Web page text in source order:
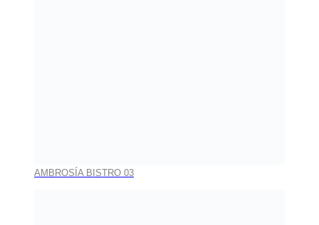
AMBROSÍA BISTRO 03